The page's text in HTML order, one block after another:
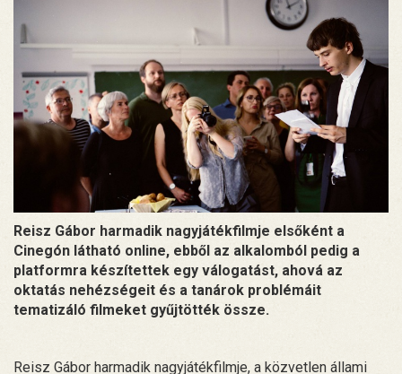
Reisz Gábor harmadik nagyjátékfilmje elsőként a
Cinegón látható online, ebből az alkalomból pedig a
platformra készítettek egy válogatást, ahová az
oktatás nehézségeit és a tanárok problémáit
tematizáló filmeket gyűjtötték össze.
Reisz Gábor harmadik nagyjátékfilmje, a közvetlen állami